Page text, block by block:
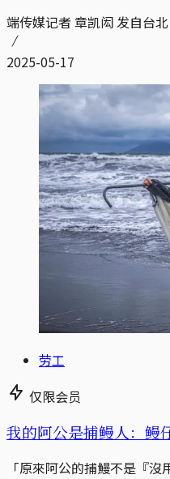
端传媒记者 章凯闳 发自台北
2025-05-17
劳工
仅限会员
我的阿公是捕鳗人：鳗
「原來阿公的捕鰻不是『沒